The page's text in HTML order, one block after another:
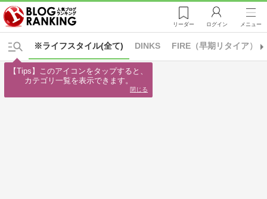
リーダー ログイン メニュー
※ライフスタイル(全て) DINKS FIRE（早期リタイア）
【Tips】このアイコンをタップすると、
カテゴリ一覧を表示できます。
閉じる